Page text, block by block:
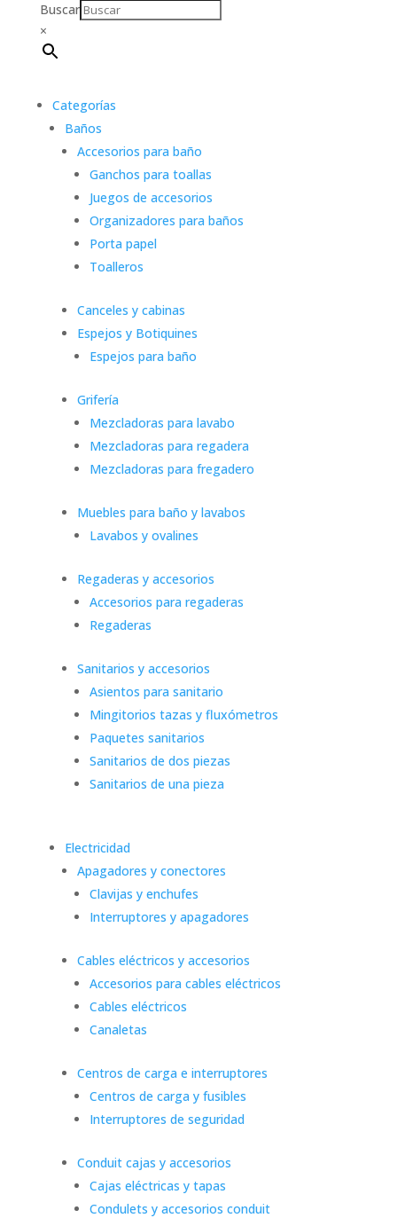
Buscar
×
Categorías
Baños
Accesorios para baño
Ganchos para toallas
Juegos de accesorios
Organizadores para baños
Porta papel
Toalleros
Canceles y cabinas
Espejos y Botiquines
Espejos para baño
Grifería
Mezcladoras para lavabo
Mezcladoras para regadera
Mezcladoras para fregadero
Muebles para baño y lavabos
Lavabos y ovalines
Regaderas y accesorios
Accesorios para regaderas
Regaderas
Sanitarios y accesorios
Asientos para sanitario
Mingitorios tazas y fluxómetros
Paquetes sanitarios
Sanitarios de dos piezas
Sanitarios de una pieza
Electricidad
Apagadores y conectores
Clavijas y enchufes
Interruptores y apagadores
Cables eléctricos y accesorios
Accesorios para cables eléctricos
Cables eléctricos
Canaletas
Centros de carga e interruptores
Centros de carga y fusibles
Interruptores de seguridad
Conduit cajas y accesorios
Cajas eléctricas y tapas
Condulets y accesorios conduit